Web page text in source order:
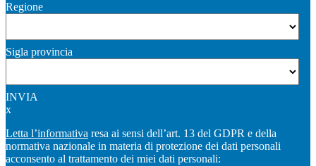
Regione
Sigla provincia
INVIA
x
Letta l’informativa resa ai sensi dell’art. 13 del GDPR e della
normativa nazionale in materia di protezione dei dati personali
acconsento al trattamento dei miei dati personali: